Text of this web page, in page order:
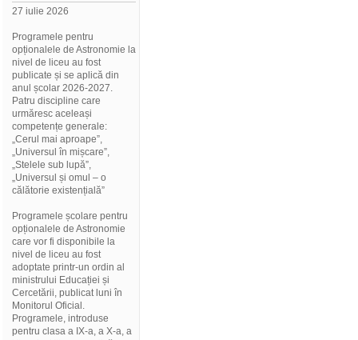
27 iulie 2026
Programele pentru
opționalele de Astronomie la
nivel de liceu au fost
publicate și se aplică din
anul școlar 2026-2027.
Patru discipline care
urmăresc aceleași
competențe generale:
„Cerul mai aproape”,
„Universul în mișcare”,
„Stelele sub lupă”,
„Universul și omul – o
călătorie existențială”
Programele școlare pentru
opționalele de Astronomie
care vor fi disponibile la
nivel de liceu au fost
adoptate printr-un ordin al
ministrului Educației și
Cercetării, publicat luni în
Monitorul Oficial.
Programele, introduse
pentru clasa a IX-a, a X-a, a